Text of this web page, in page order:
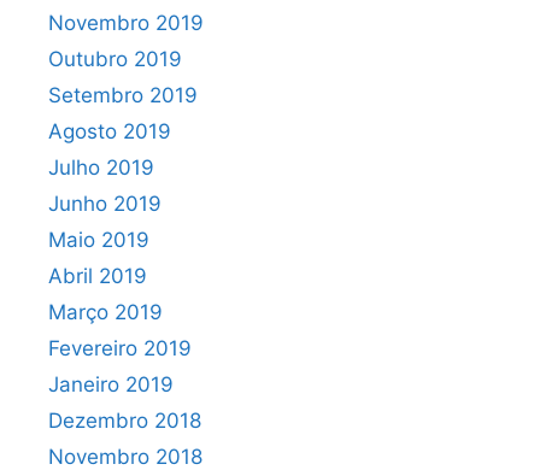
Novembro 2019
Outubro 2019
Setembro 2019
Agosto 2019
Julho 2019
Junho 2019
Maio 2019
Abril 2019
Março 2019
Fevereiro 2019
Janeiro 2019
Dezembro 2018
Novembro 2018